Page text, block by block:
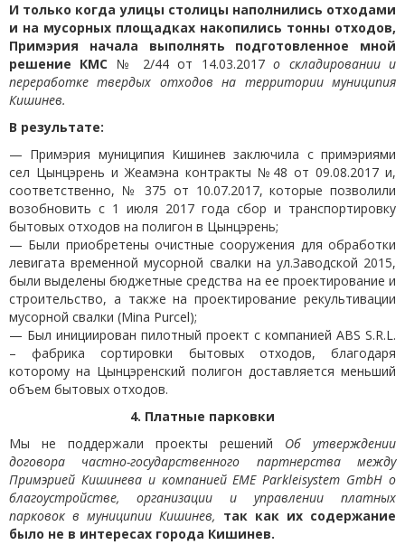
И только когда улицы столицы наполнились отходами
и на мусорных площадках накопились тонны отходов,
Примэрия начала выполнять подготовленное мной
решение КМС № 2/44 от 14.03.2017о складировании и
переработке твердых отходов на территории муниципия
Кишинев.
В результате:
— Примэрия муниципия Кишинев заключила с примэриями
сел Цынцэрень и Жеамэна контракты №48 от 09.08.2017 и,
соответственно, № 375 от 10.07.2017, которые позволили
возобновить с 1 июля 2017 года сбор и транспортировку
бытовых отходов на полигон в Цынцэрень;
— Были приобретены очистные сооружения для обработки
левигата временной мусорной свалки на ул.Заводской 2015,
были выделены бюджетные средства на ее проектирование и
строительство, а также на проектирование рекультивации
мусорной свалки (Mina Purcel);
— Был инициирован пилотный проект с компанией ABS S.R.L.
– фабрика сортировки бытовых отходов, благодаря
которому на Цынцэренский полигон доставляется меньший
объем бытовых отходов.
4. Платные парковки
Мы не поддержали проекты решений Об утверждении
договора частно-государственного партнерства между
Примэрией Кишинева и компанией EME Parkleisystem GmbH о
благоустройстве, организации и управлении платных
парковок в муниципии Кишинев, так как их содержание
было не в интересах города Кишинев.